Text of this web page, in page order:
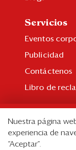
Servicios
Eventos
Publicidad
Contáctenos
Libro de
Suscripción
Paquetes
Nuestra página
experiencia de
“Aceptar”.